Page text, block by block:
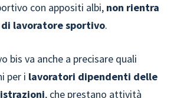
con appositi albi, non rientra
lavoratore sportivo.
bis va anche a precisare quali
per i lavoratori dipendenti delle
, che prestano attività